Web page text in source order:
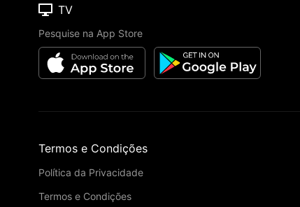
TV
Pesquise na App Store
Termos e Condições
Política da Privacidade
Termos e Condições